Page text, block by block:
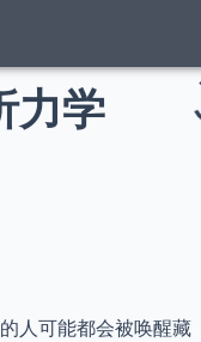
力学
人可能都会被唤醒藏